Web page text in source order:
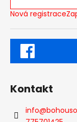
Nová registrace
Kontakt
info@